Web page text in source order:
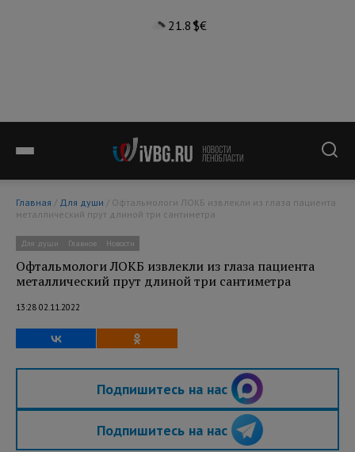
21.8°$€
Главная / Для души
металлический прут длиной три сантиметра
Для души Главное Новости
Офтальмологи ЛОКБ извлекли из глаза пациента
металлический прут длиной три сантиметра
13:28 02.11.2022
Подпишитесь на нас
Подпишитесь на нас